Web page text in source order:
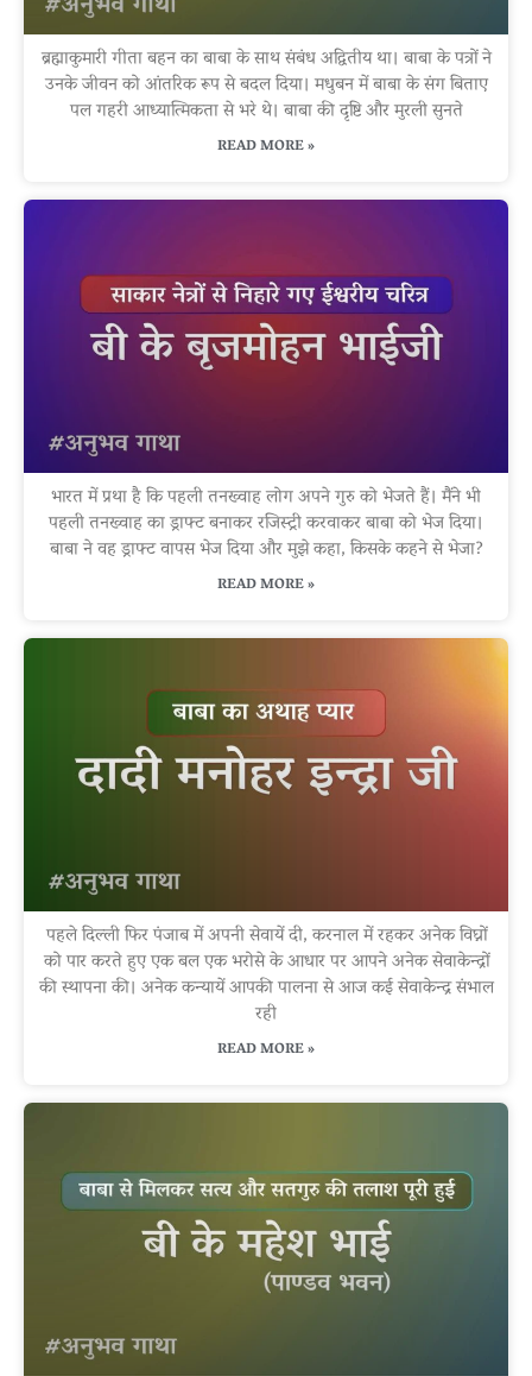
ब्रह्माकुमारी गीता बहन का बाबा के साथ संबंध अद्वितीय था। बाबा के पत्रों ने
उनके जीवन को आंतरिक रूप से बदल दिया। मधुबन में बाबा के संग बिताए
पल गहरी आध्यात्मिकता से भरे थे। बाबा की दृष्टि और मुरली सुनते
READ MORE »
भारत में प्रथा है कि पहली तनख्वाह लोग अपने गुरु को भेजते हैं। मैंने भी
पहली तनख्वाह का ड्राफ्ट बनाकर रजिस्ट्री करवाकर बाबा को भेज दिया।
बाबा ने वह ड्राफ्ट वापस भेज दिया और मुझे कहा, किसके कहने से भेजा?
READ MORE »
पहले दिल्ली फिर पंजाब में अपनी सेवायें दी, करनाल में रहकर अनेक विघ्नों
को पार करते हुए एक बल एक भरोसे के आधार पर आपने अनेक सेवाकेन्द्रों
की स्थापना की। अनेक कन्यायें आपकी पालना से आज कई सेवाकेन्द्र संभाल
रही
READ MORE »